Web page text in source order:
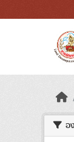
อ